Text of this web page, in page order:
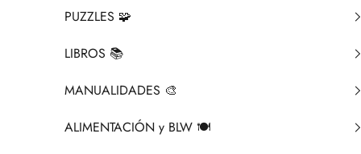
PUZZLES 🧩
LIBROS 📚​
MANUALIDADES 🎨​
ALIMENTACIÓN y BLW 🍽️